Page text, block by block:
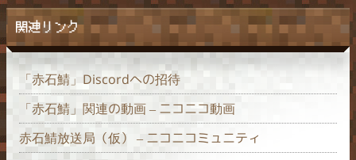
関連リンク
「赤石鯖」Discordへの招待
「赤石鯖」関連の動画 – ニコニコ動画
赤石鯖放送局（仮） – ニコニコミュニティ